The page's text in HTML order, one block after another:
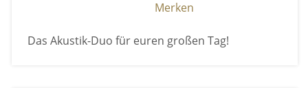
Merken
Das Akustik-Duo für euren großen Tag!